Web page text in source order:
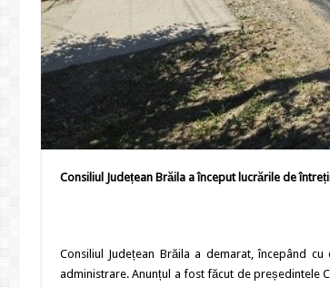
Consiliul Județean Brăila a început lucrările de
Consiliul Județean Brăila a demarat, începând
administrare. Anunțul a fost făcut de președintele